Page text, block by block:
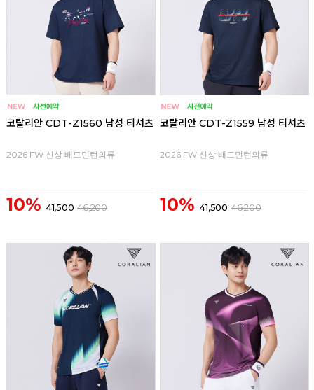
코랄리안 CDT-Z1560 남성 티셔츠
2026 FW 신상 배드민턴의류
10% 41,500 46,200
코랄리안 CDT-Z1559 남성 티셔츠
2026 FW 신상 배드민턴의류
10% 41,500 46,200